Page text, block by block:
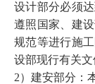
设计部分必须
遵照国家、建
规范等进行施
设部现行有关文
2）建安部分：